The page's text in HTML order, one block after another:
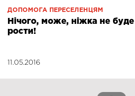
ДОПОМОГА ПЕРЕСЕЛЕНЦЯМ
Нічого, може, ніжка не
рости!
11.05.2016